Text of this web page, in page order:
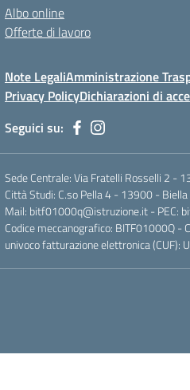
Albo online
Offerte di lavoro
Note LegaliAmministrazione
Privacy PolicyDichiarazioni di
Seguici su:
Sede Centrale: Via Fratelli Rosselli 2 -
Città Studi: C.so Pella 4 - 13900 -
Mail: bitf01000q@istruzione.it- PEC:
Codice meccanografico: BITF01000Q -
univoco fatturazione elettronica (CUF):